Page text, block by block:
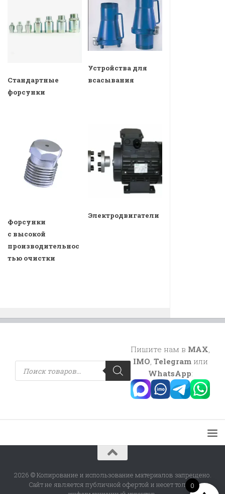
Стандартные
форсунки
Устройства для
всасывания
Форсунки
с высокой
производительнос
тью очистки
Электродвигатели
Поиск
товаров
Пишите нам в MAX
IMO Telegramили
WhatsApp:
2026 © Копирование и использование материалов запрещено.
Сайт не является публичной офертой и несет только
0